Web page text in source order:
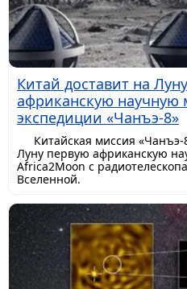
Китай доставит на
африканскую научную
экспедиции «Чанъэ-8»
Китайская миссия «Чанъэ-
Луну первую африканскую
Africa2Moon с
Вселенной.